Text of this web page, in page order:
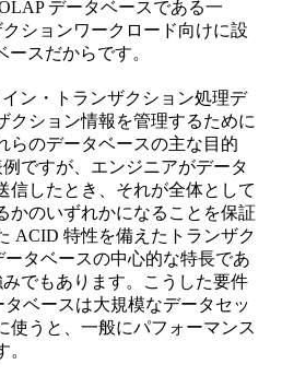
データベースである一
クションワークロード向けに設
ースだからです。
ン・トランザクション処理デ
クション情報を管理するために
らのデータベースの主な目的
例ですが、エンジニアがデータ
信したとき、それが全体として
かのいずれかになることを保証
ACID 特性を備えたトランザク
ータベースの中心的な特長であ
みでもあります。こうした要件
ベースは大規模なデータセッ
使うと、一般にパフォーマンス
。